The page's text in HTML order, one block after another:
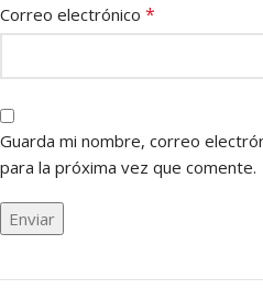
Correo electrónico *
Guarda mi nombre, correo
para la próxima vez que comente.